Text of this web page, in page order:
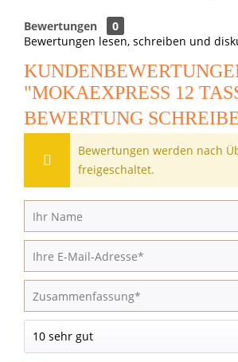
Bewertungen
0
Bewertungen lesen, schreiben und
"MOKAEXPRESS 12
BEWERTUNG
Bewertungen werden nach
freigeschaltet.